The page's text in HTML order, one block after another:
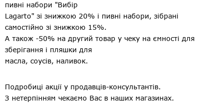
пивні набори "Вибір
Lagarto" зі знижкою 20% і пивні набори, зібрані
самостійно зі знижкою 15%.
А також -50% на другий товар у чеку на ємності для
зберігання і пляшки для
масла, соусів, наливок.
Подробиці акції у продавців-консультантів.
З нетерпінням чекаємо Вас в наших магазинах.